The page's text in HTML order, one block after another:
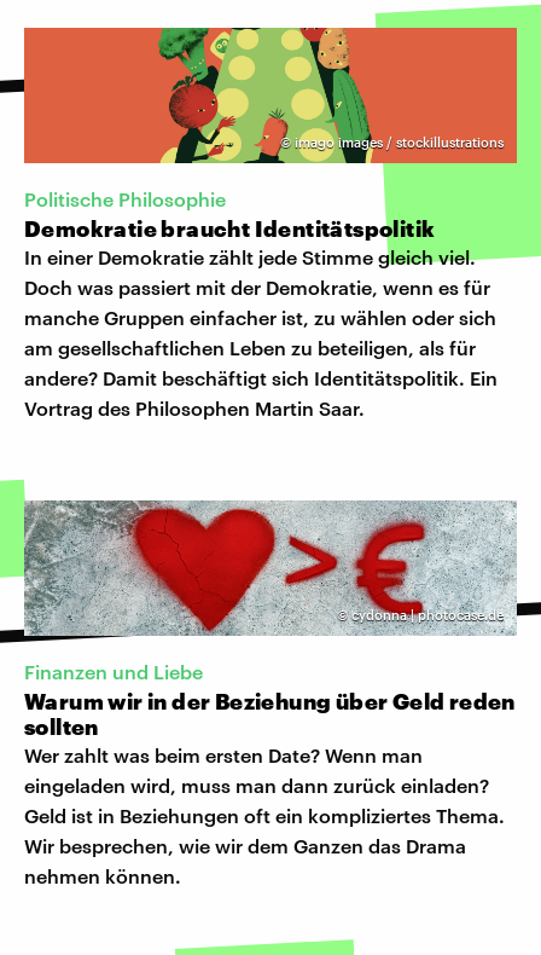
© imago images / stockillustrations
Politische Philosophie
Demokratie braucht Identitätspolitik
In einer Demokratie zählt jede Stimme gleich viel.
Doch was passiert mit der Demokratie, wenn es für
manche Gruppen einfacher ist, zu wählen oder sich
am gesellschaftlichen Leben zu beteiligen, als für
andere? Damit beschäftigt sich Identitätspolitik. Ein
Vortrag des Philosophen Martin Saar.
©cydonna | photocase.de
Finanzen und Liebe
Warum wir in der Beziehung über Geld reden
sollten
Wer zahlt was beim ersten Date? Wenn man
eingeladen wird, muss man dann zurück einladen?
Geld ist in Beziehungen oft ein kompliziertes Thema.
Wir besprechen, wie wir dem Ganzen das Drama
nehmen können.